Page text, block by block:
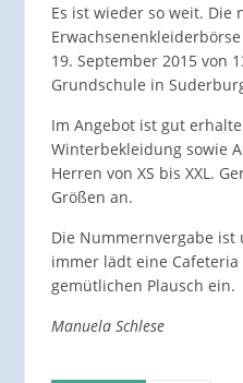
Es ist wieder so weit. Die
19. September 2015 von
Grundschule in
Im Angebot ist gut
Winterbekleidung sowie
Herren von XS bis XXL.
Größen an.
Die Nummernvergabe ist
immer lädt eine
gemütlichen Plausch ein.
Manuela Schlese